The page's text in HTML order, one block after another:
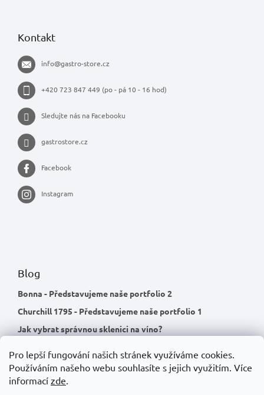
Pro lepší fungování našich stránek využíváme cookies.
Používáním našeho webu souhlasíte s jejich využitím. Více
informací zde.
Kontakt
info@gastro-store.cz
+420 723 847 449 (po - pá 10 - 16 hod)
Sledujte nás na Facebooku
gastrostore.cz
Facebook
Instagram
Blog
Bonna - Představujeme naše portfolio 2
Churchill 1795 - Představujeme naše portfolio 1
Jak vybrat správnou sklenici na víno?